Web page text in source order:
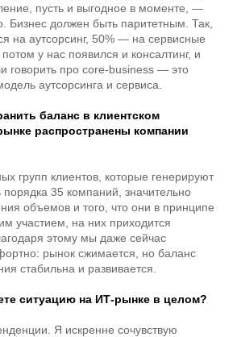
пусть и выгодное в моменте, —
Бизнес должен быть паритетным. Так,
на аутсорсинг, 50% — на сервисные
у нас появился и консалтинг, и
говорить про core-business — это
аутсорсинга и сервиса.
баланс в клиентском
распространены компании
групп клиентов, которые генерируют
35 компаний, значительно
объемов и того, что они в принципе
участием, на них приходится
этому мы даже сейчас
рынок сжимается, но баланс
стабильна и развивается.
ситуацию на ИТ-рынке в целом?
Я искренне сочувствую